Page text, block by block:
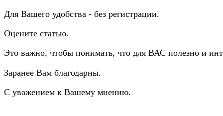
Для Вашего удобства - без регистрации.
Оцените статью.
Это важно, чтобы понимать, что для ВАС полезно и
Заранее Вам благодарны.
С уважением к Вашему мнению.